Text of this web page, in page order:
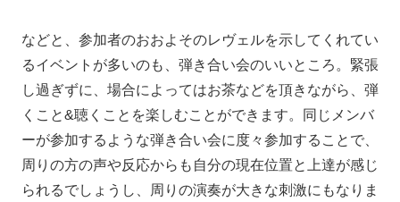
などと、参加者のおおよそのレヴェルを示してくれてい
るイベントが多いのも、弾き合い会のいいところ。緊張
し過ぎずに、場合によってはお茶などを頂きながら、弾
くこと&聴くことを楽しむことができます。同じメンバ
ーが参加するような弾き合い会に度々参加することで、
周りの方の声や反応からも自分の現在位置と上達が感じ
られるでしょうし、周りの演奏が大きな刺激にもなりま